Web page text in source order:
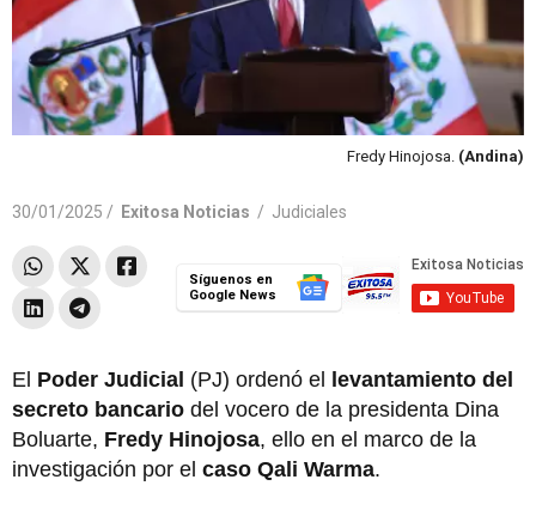
Fredy Hinojosa. (Andina)
30/01/2025 / Exitosa Noticias / Judiciales
Síguenos en
Google News
El Poder Judicial (PJ) ordenó el levantamiento del
secreto bancario del vocero de la presidenta Dina
Boluarte, Fredy Hinojosa, ello en el marco de la
investigación por el caso Qali Warma.